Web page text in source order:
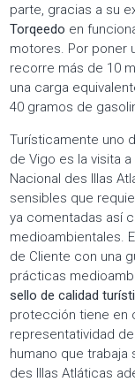
parte, gracias a su
Torqeedo en
motores. Por poner
recorre más de 10
una carga
40 gramos de
Turísticamente uno
de Vigo es la visita
Nacional des Illas
sensibles que
ya comentadas así
medioambientales.
de Cliente con una
prácticas
sello de calidad
protección tiene en
representatividad
humano que trabaja
des Illas Atláticas